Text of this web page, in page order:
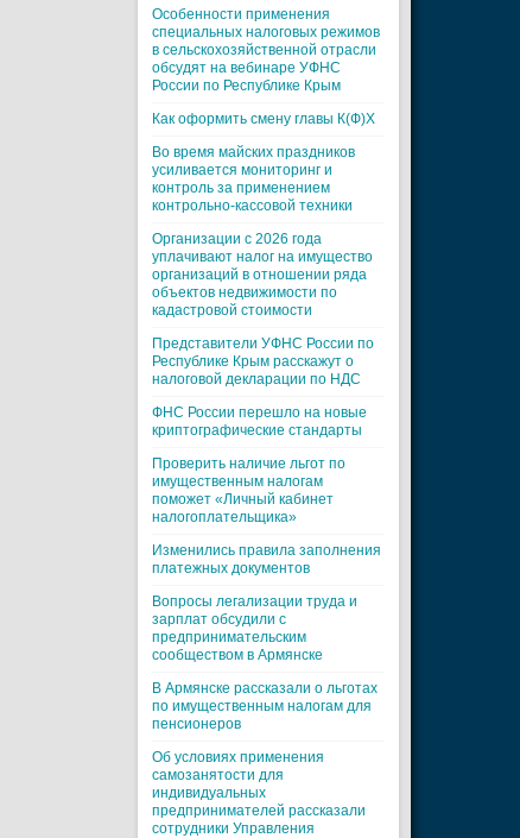
Особенности применения
специальных налоговых режимов
в сельскохозяйственной отрасли
обсудят на вебинаре УФНС
России по Республике Крым
Как оформить смену главы К(Ф)Х
Во время майских праздников
усиливается мониторинг и
контроль за применением
контрольно-кассовой техники
Организации с 2026 года
уплачивают налог на имущество
организаций в отношении ряда
объектов недвижимости по
кадастровой стоимости
Представители УФНС России по
Республике Крым расскажут о
налоговой декларации по НДС
ФНС России перешло на новые
криптографические стандарты
Проверить наличие льгот по
имущественным налогам
поможет «Личный кабинет
налогоплательщика»
Изменились правила заполнения
платежных документов
Вопросы легализации труда и
зарплат обсудили с
предпринимательским
сообществом в Армянске
В Армянске рассказали о льготах
по имущественным налогам для
пенсионеров
Об условиях применения
самозанятости для
индивидуальных
предпринимателей рассказали
сотрудники Управления